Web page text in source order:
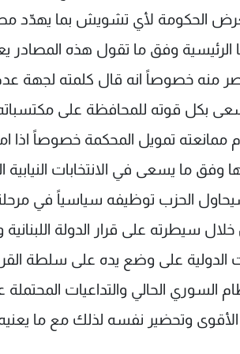
الحكومة لأي تشويش بما يهدّد
وفق ما تقول هذه المصادر
منه خصوصاً انه قال كلمته لجهة
بكل قوته للمحافظة على
ممانعته تمويل المحكمة خصوصاً
الحزب توظيفه سياسياً في
سيطرته على قرار الدولة
الدولية على وضع يده على سلطة
السوري الحالي والتداعيات
وتحضير نفسه لذلك مع ما